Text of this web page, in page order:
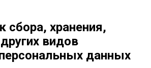
сбора, хранения,
видов
данных